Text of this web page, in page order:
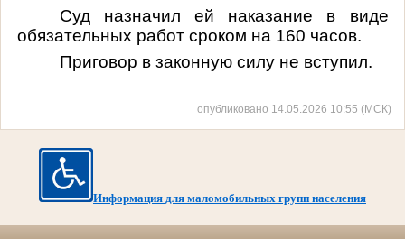
Суд назначил ей наказание в виде
обязательных работ сроком на 160 часов.
Приговор в законную силу не вступил.
опубликовано 14.05.2026 10:55 (МСК)
Информация для маломобильных групп населения